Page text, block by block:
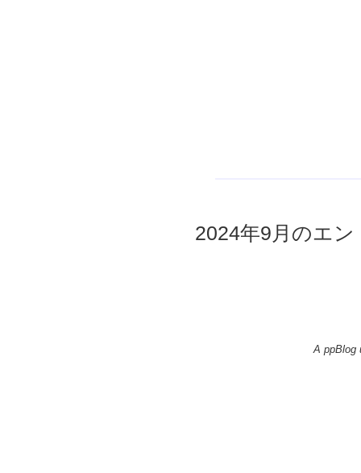
2024年9月のエ
A ppBlog